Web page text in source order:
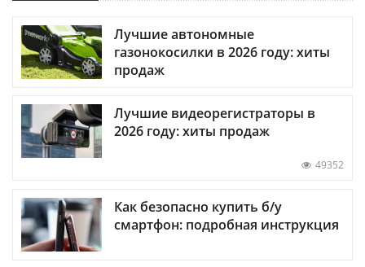
Лучшие автономные
газонокосилки в 2026 году: хиты
продаж
Лучшие видеорегистраторы в
2026 году: хиты продаж
49352
Как безопасно купить б/у
смартфон: подробная инструкция